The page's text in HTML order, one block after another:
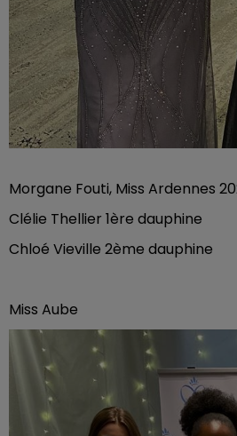
Morgane Fouti, Miss Ardennes
Clélie Thellier 1ère dauphine
Chloé Vieville 2ème dauphine
Miss Aube